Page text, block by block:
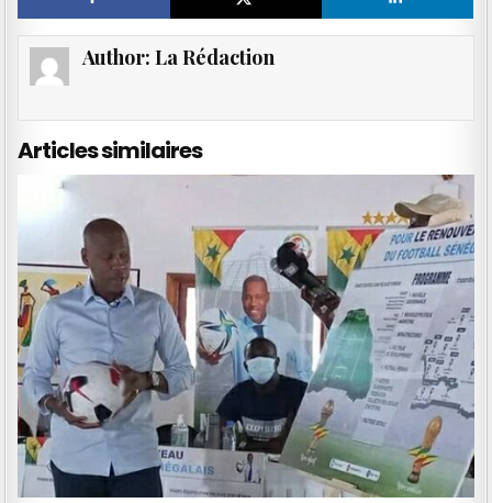
Author: La Rédaction
Articles similaires